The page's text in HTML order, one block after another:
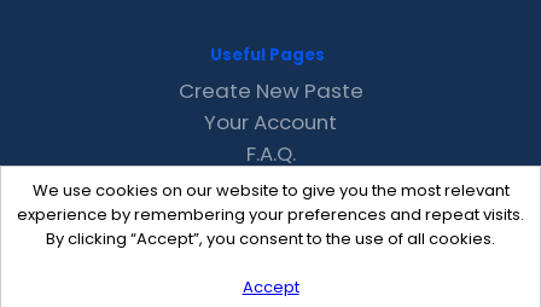
We use cookies on our website to give you the most relevant
experience by remembering your preferences and repeat visits.
By clicking “Accept”, you consent to the use of all cookies.
Accept
Useful Pages
Create New Paste
Your Account
F.A.Q.
Recent
Contact